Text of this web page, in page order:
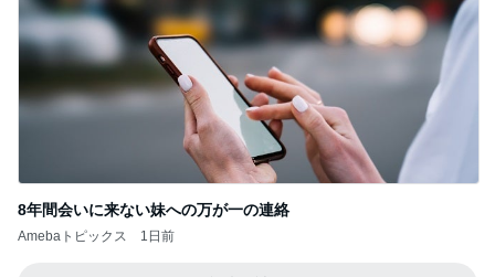
8年間会いに来ない妹への万が一の連絡
Amebaトピックス 1日前